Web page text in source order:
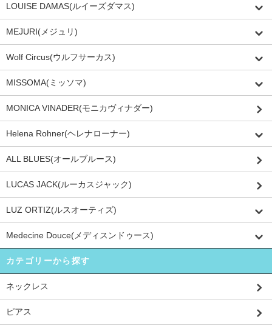
LOUISE DAMAS(ルイーズダマス)
MEJURI(メジュリ)
Wolf Circus(ウルフサーカス)
MISSOMA(ミッソマ)
MONICA VINADER(モニカヴィナダー)
Helena Rohner(ヘレナローナー)
ALL BLUES(オールブルース)
LUCAS JACK(ルーカスジャック)
LUZ ORTIZ(ルスオーティズ)
Medecine Douce(メディスンドゥース)
カテゴリーから探す
ネックレス
ピアス